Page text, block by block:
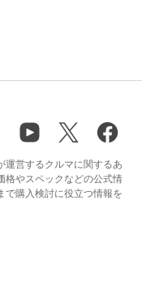
運営するクルマに関するあ
格やスペックなどの公式情
で購入検討に役立つ情報を